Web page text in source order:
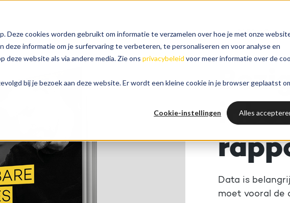
Deze cookies worden gebruikt om informatie te verzamelen over hoe je met onze
deze informatie om je surfervaring te verbeteren, te personaliseren en voor analyse en
deze website als via andere media. Zie ons privacybeleid voor meer informatie over de
bij je bezoek aan deze website. Er wordt een kleine cookie in je browser geplaatst
Cookie-instellingen Alles
TERUG
Data is
moet vooral de